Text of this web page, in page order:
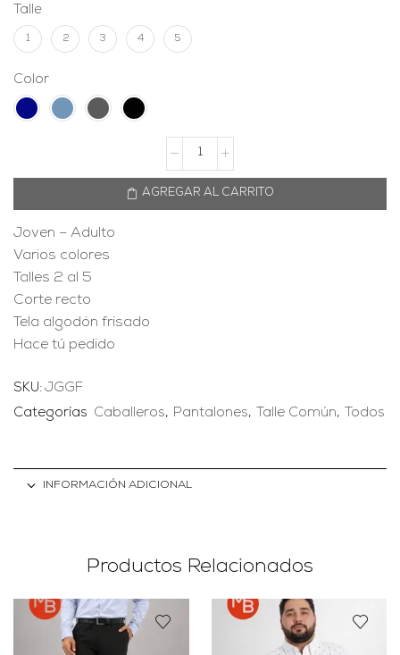
Talle
1 2 3 4 5
Color
AGREGAR AL CARRITO
Joven – Adulto
Varios colores
Talles 2 al 5
Corte recto
Tela algodón frisado
Hace tú pedido
SKU:JGGF
Categorías Caballeros, Pantalones, Talle Común, Todos
INFORMACIÓN ADICIONAL
Productos Relacionados